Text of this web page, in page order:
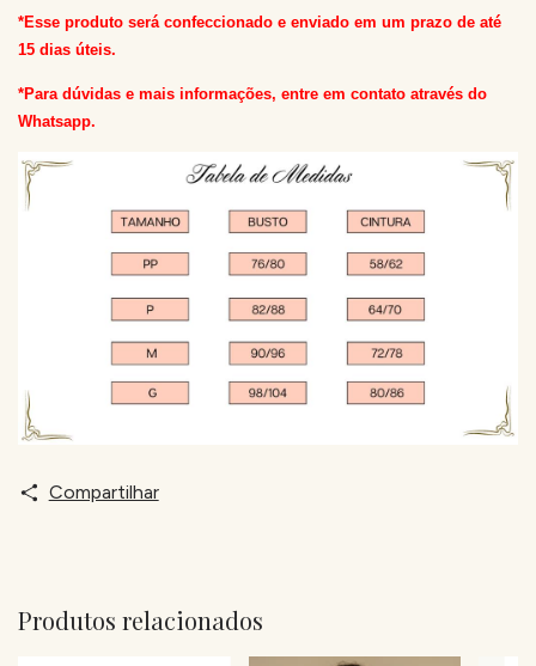
*Esse produto será confeccionado e enviado em um prazo de até
15 dias úteis.
*Para dúvidas e mais informações, entre em contato através do
Whatsapp.
Compartilhar
Produtos relacionados